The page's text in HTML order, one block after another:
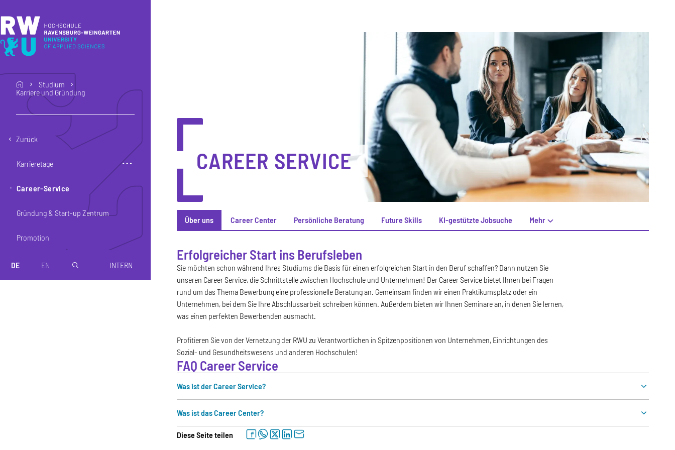
home
Studium
Karriere und Gründung
Zurück
Karrieretage
Career-Service
Gründung & Start-up Zentrum
Promotion
DE EN magnifier INTERN
CAREER SERVICE
Über uns Career Center Persönliche Beratung Future Skills KI-gestützte Jobsuche Mehr
Über uns
Erfolgreicher Start ins Berufsleben
Sie möchten schon während Ihres Studiums die Basis für einen erfolgreichen Start in den Beruf schaffen? Dann nutzen Sie
unseren Career Service, die Schnittstelle zwischen Hochschule und Unternehmen! Der Career Service bietet Ihnen bei Fragen
rund um das Thema Bewerbung eine professionelle Beratung an. Gemeinsam finden wir einen Praktikumsplatz oder ein
Unternehmen, bei dem Sie Ihre Abschlussarbeit schreiben können. Außerdem bieten wir Ihnen Seminare an, in denen Sie lernen,
was einen perfekten Bewerbenden ausmacht.
Profitieren Sie von der Vernetzung der RWU zu Verantwortlichen in Spitzenpositionen von Unternehmen, Einrichtungen des
Sozial- und Gesundheitswesens und anderen Hochschulen!
FAQ Career Service
Was ist der Career Service?
Was ist das Career Center?
Diese Seite teilen facebookwhatsapptwitterlinkedinletter